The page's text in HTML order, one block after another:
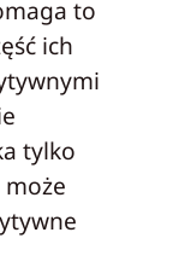
to
ich
tylko